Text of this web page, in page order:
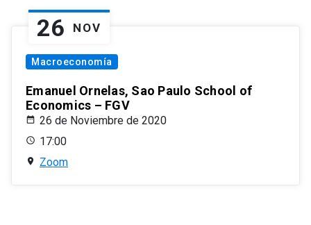
26 NOV
Macroeconomía
Emanuel Ornelas, Sao Paulo School of
Economics – FGV
26 de Noviembre de 2020
17:00
Zoom